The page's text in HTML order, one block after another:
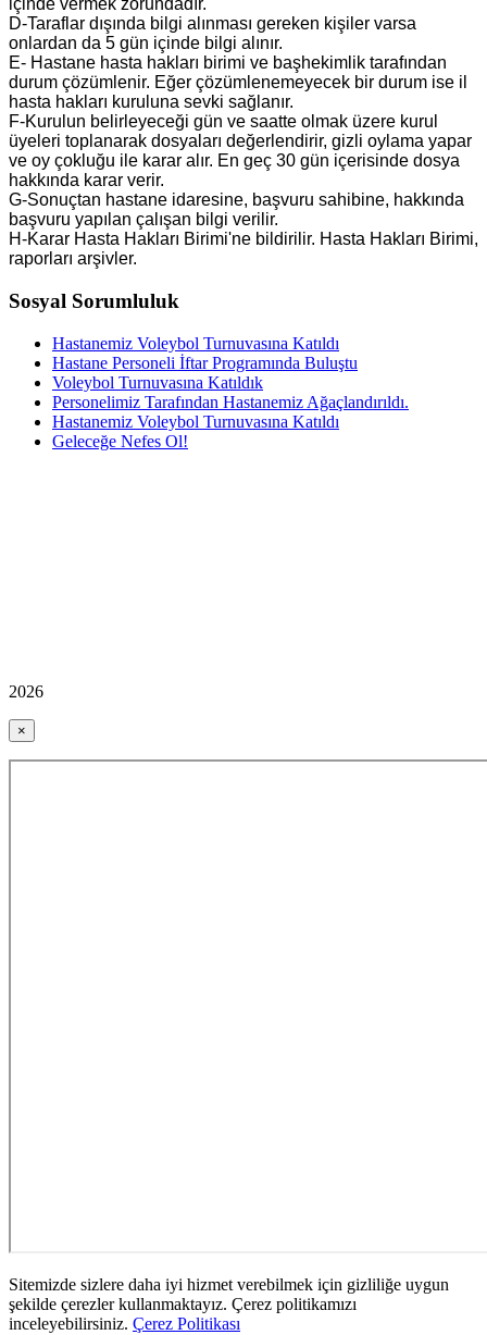
içinde vermek zorundadır.
D-Taraflar dışında bilgi alınması gereken kişiler varsa
onlardan da 5 gün içinde bilgi alınır.
E- Hastane hasta hakları birimi ve başhekimlik tarafından
durum çözümlenir. Eğer çözümlenemeyecek bir durum ise il
hasta hakları kuruluna sevki sağlanır.
F-Kurulun belirleyeceği gün ve saatte olmak üzere kurul
üyeleri toplanarak dosyaları değerlendirir, gizli oylama yapar
ve oy çokluğu ile karar alır. En geç 30 gün içerisinde dosya
hakkında karar verir.
G-Sonuçtan hastane idaresine, başvuru sahibine, hakkında
başvuru yapılan çalışan bilgi verilir.
H-Karar Hasta Hakları Birimi'ne bildirilir. Hasta Hakları Birimi,
raporları arşivler.
Sosyal Sorumluluk
Hastanemiz Voleybol Turnuvasına Katıldı
Hastane Personeli İftar Programında Buluştu
Voleybol Turnuvasına Katıldık
Personelimiz Tarafından Hastanemiz Ağaçlandırıldı.
Hastanemiz Voleybol Turnuvasına Katıldı
Geleceğe Nefes Ol!
2026
×
Sitemizde sizlere daha iyi hizmet verebilmek için gizliliğe uygun
şekilde çerezler kullanmaktayız. Çerez politikamızı
inceleyebilirsiniz. Çerez Politikası